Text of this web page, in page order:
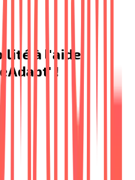
à l'aide
!